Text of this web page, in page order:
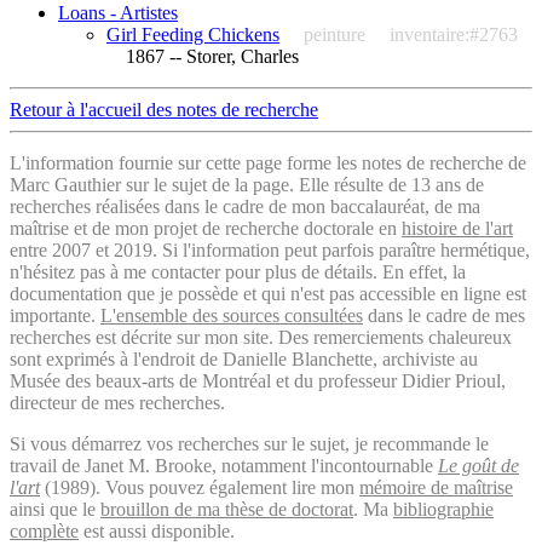
Loans - Artistes
Girl Feeding Chickens
peinture
inventaire:#2763
1867 -- Storer, Charles
Retour à l'accueil des notes de recherche
L'information fournie sur cette page forme les notes de recherche de
Marc Gauthier sur le sujet de la page. Elle résulte de 13 ans de
recherches réalisées dans le cadre de mon baccalauréat, de ma
maîtrise et de mon projet de recherche doctorale en histoire de l'art
entre 2007 et 2019. Si l'information peut parfois paraître hermétique,
n'hésitez pas à me contacter pour plus de détails. En effet, la
documentation que je possède et qui n'est pas accessible en ligne est
importante. L'ensemble des sources consultées dans le cadre de mes
recherches est décrite sur mon site. Des remerciements chaleureux
sont exprimés à l'endroit de Danielle Blanchette, archiviste au
Musée des beaux-arts de Montréal et du professeur Didier Prioul,
directeur de mes recherches.
Si vous démarrez vos recherches sur le sujet, je recommande le
travail de Janet M. Brooke, notamment l'incontournable Le goût de
l'art(1989). Vous pouvez également lire mon mémoire de maîtrise
ainsi que le brouillon de ma thèse de doctorat. Ma bibliographie
complète est aussi disponible.